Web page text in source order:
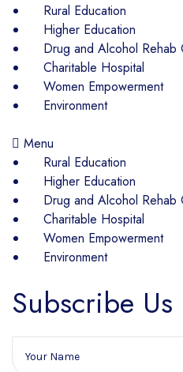
Rural Education
Higher Education
Drug and Alcohol Rehab
Charitable Hospital
Women Empowerment
Environment
Menu
Rural Education
Higher Education
Drug and Alcohol Rehab
Charitable Hospital
Women Empowerment
Environment
Subscribe Us